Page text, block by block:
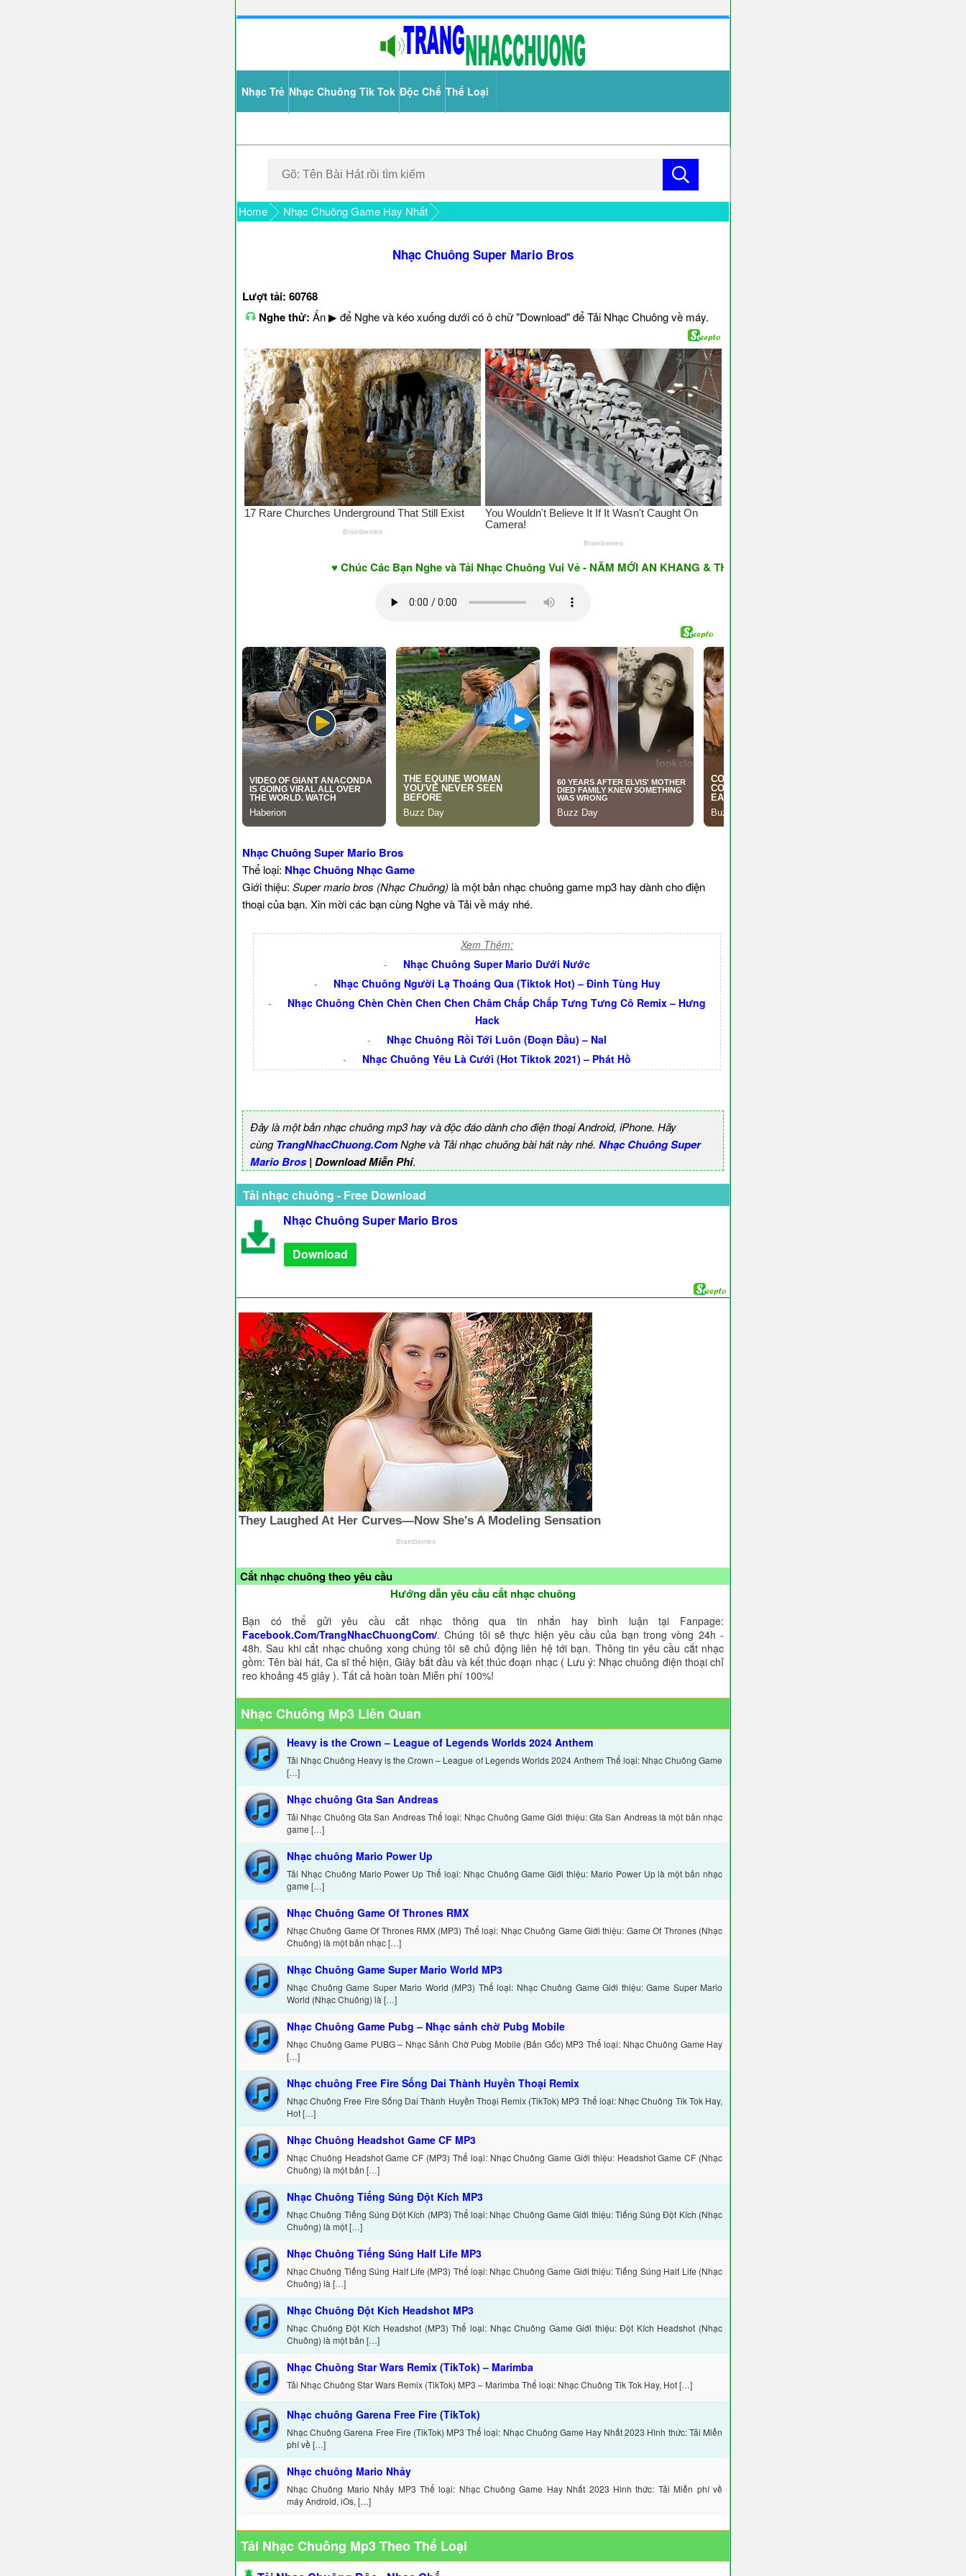
Nhạc Trẻ Nhạc Chuông Tik Tok Độc Chế Thể Loại
Home Nhạc Chuông Game Hay Nhất
Nhạc Chuông Super Mario Bros
Lượt tải: 60768
Nghe thử: Ấn ▶ để Nghe và kéo xuống dưới có ô chữ "Download" để Tải Nhạc Chuông về máy.
♥ Chúc Các Bạn Nghe và Tải Nhạc Chuông Vui Vẻ - NĂM MỚI AN KHANG & THỊNH VƯỢNG ♥ Have A Nice Day ♥
Nhạc Chuông Super Mario Bros
Thể loại: Nhạc Chuông Nhạc Game
Giới thiệu: Super mario bros (Nhạc Chuông) là một bản nhạc chuông game mp3 hay dành cho điện
thoại của bạn. Xin mời các bạn cùng Nghe và Tải về máy nhé.
Xem Thêm:
-
Nhạc Chuông Super Mario Dưới Nước
-
Nhạc Chuông Người Lạ Thoáng Qua (Tiktok Hot) – Đinh Tùng Huy
-
Nhạc Chuông Chèn Chèn Chen Chen Châm Chấp Chấp Tưng Tưng Cô Remix – Hưng
Hack
-
Nhạc Chuông Rồi Tới Luôn (Đoạn Đầu) – Nal
-
Nhạc Chuông Yêu Là Cưới (Hot Tiktok 2021) – Phát Hồ
Đây là một bản nhạc chuông mp3 hay và độc đáo dành cho điện thoại Android, iPhone. Hãy
cùngTrangNhacChuong.ComNghe và Tải nhạc chuông bài hát này nhé. Nhạc Chuông Super
Mario Bros| Download Miễn Phí.
Tải nhạc chuông - Free Download
Nhạc Chuông Super Mario Bros
Download
Cắt nhạc chuông theo yêu cầu
Hướng dẫn yêu cầu cắt nhạc chuông
Bạn có thể gửi yêu cầu cắt nhạc thông qua tin nhắn hay bình luận tại Fanpage:
Facebook.Com/TrangNhacChuongCom/. Chúng tôi sẽ thực hiện yêu cầu của bạn trong vòng 24h -
48h. Sau khi cắt nhạc chuông xong chúng tôi sẽ chủ động liên hệ tới bạn. Thông tin yêu cầu cắt nhạc
gồm: Tên bài hát, Ca sĩ thể hiện, Giây bắt đầu và kết thúc đoạn nhạc ( Lưu ý: Nhạc chuông điện thoại chỉ
reo khoảng 45 giây ). Tất cả hoàn toàn Miễn phí 100%!
Nhạc Chuông Mp3 Liên Quan
Heavy is the Crown – League of Legends Worlds 2024 Anthem
Tải Nhạc Chuông Heavy is the Crown – League of Legends Worlds 2024 Anthem Thể loại: Nhạc Chuông Game
[…]
Nhạc chuông Gta San Andreas
Tải Nhạc Chuông Gta San Andreas Thể loại: Nhạc Chuông Game Giới thiệu: Gta San Andreas là một bản nhạc
game […]
Nhạc chuông Mario Power Up
Tải Nhạc Chuông Mario Power Up Thể loại: Nhạc Chuông Game Giới thiệu: Mario Power Up là một bản nhạc
game […]
Nhạc Chuông Game Of Thrones RMX
Nhạc Chuông Game Of Thrones RMX (MP3) Thể loại: Nhạc Chuông Game Giới thiệu: Game Of Thrones (Nhạc
Chuông) là một bản nhạc […]
Nhạc Chuông Game Super Mario World MP3
Nhạc Chuông Game Super Mario World (MP3) Thể loại: Nhạc Chuông Game Giới thiệu: Game Super Mario
World (Nhạc Chuông) là […]
Nhạc Chuông Game Pubg – Nhạc sảnh chờ Pubg Mobile
Nhạc Chuông Game PUBG – Nhạc Sảnh Chờ Pubg Mobile (Bản Gốc) MP3 Thể loại: Nhạc Chuông Game Hay
[…]
Nhạc chuông Free Fire Sống Dai Thành Huyền Thoại Remix
Nhạc Chuông Free Fire Sống Dai Thành Huyền Thoại Remix (TikTok) MP3 Thể loại: Nhạc Chuông Tik Tok Hay,
Hot […]
Nhạc Chuông Headshot Game CF MP3
Nhạc Chuông Headshot Game CF (MP3) Thể loại: Nhạc Chuông Game Giới thiệu: Headshot Game CF (Nhạc
Chuông) là một bản […]
Nhạc Chuông Tiếng Súng Đột Kích MP3
Nhạc Chuông Tiếng Súng Đột Kích (MP3) Thể loại: Nhạc Chuông Game Giới thiệu: Tiếng Súng Đột Kích (Nhạc
Chuông) là một […]
Nhạc Chuông Tiếng Súng Half Life MP3
Nhạc Chuông Tiếng Súng Half Life (MP3) Thể loại: Nhạc Chuông Game Giới thiệu: Tiếng Súng Half Life (Nhạc
Chuông) là […]
Nhạc Chuông Đột Kích Headshot MP3
Nhạc Chuông Đột Kích Headshot (MP3) Thể loại: Nhạc Chuông Game Giới thiệu: Đột Kích Headshot (Nhạc
Chuông) là một bản […]
Nhạc Chuông Star Wars Remix (TikTok) – Marimba
Tải Nhạc Chuông Star Wars Remix (TikTok) MP3 – Marimba Thể loại: Nhạc Chuông Tik Tok Hay, Hot […]
Nhạc chuông Garena Free Fire (TikTok)
Nhạc Chuông Garena Free Fire (TikTok) MP3 Thể loại: Nhạc Chuông Game Hay Nhất 2023 Hình thức: Tải Miễn
phí về […]
Nhạc chuông Mario Nhảy
Nhạc Chuông Mario Nhảy MP3 Thể loại: Nhạc Chuông Game Hay Nhất 2023 Hình thức: Tải Miễn phí về
máy Android, iOs, […]
Tải Nhạc Chuông Mp3 Theo Thể Loại